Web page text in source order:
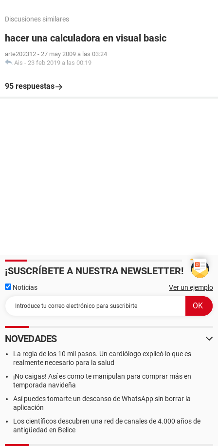
Discusiones similares
hacer una calculadora en visual basic
arte202312 - 27 may 2009 a las 03:24
Ais - 23 feb 2019 a las 00:19
95 respuestas
¡SUSCRÍBETE A NUESTRA NEWSLETTER!
Noticias Ver un ejemplo
NOVEDADES
La regla de los 10 mil pasos. Un cardiólogo explicó lo que es
realmente necesario para la salud
¡No caigas! Así es como te manipulan para comprar más en
temporada navideña
Así puedes tomarte un descanso de WhatsApp sin borrar la
aplicación
Los científicos descubren una red de canales de 4.000 años de
antigüedad en Belice